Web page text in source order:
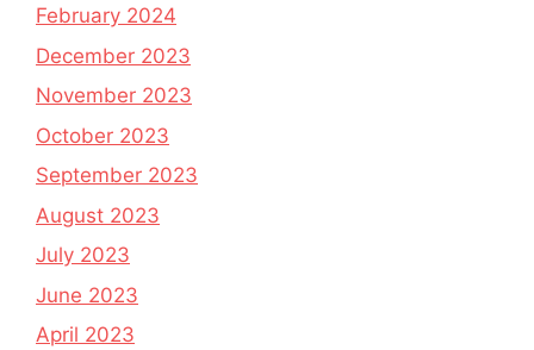
February 2024
December 2023
November 2023
October 2023
September 2023
August 2023
July 2023
June 2023
April 2023